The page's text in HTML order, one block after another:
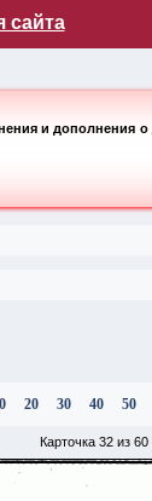
сайта
и дополнения
20 30 40 50
Карточка 32 из 60